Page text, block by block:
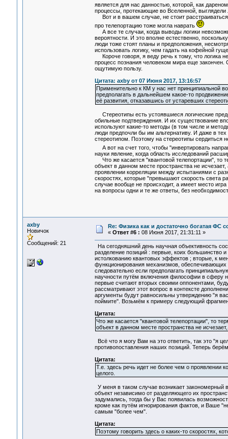
является для нас данностью, которой, как
процессы, протекающие во Вселенной,
Вот и в вашем случае, не стоит
про телепортацию тоже могла наврать
А все те случаи, когда выводы логики
вероятности. И это вполне естественно,
люди тоже стоят планы и предположения,
использовать логику, чем гадать на кофейной
Короче говоря, я веду речь к тому, что логика
процесс познания человеком мира еще закончен.
ощутимую пользу.
Цитата: axby от 07 Июня 2017, 13:16:57
Применительно к КМ у нас нет принципиальной
предполагать в дальнейшем какое-то
её развития, отказавшись от устаревших
Стереотипы есть устоявшиеся логические
обильные подтверждения. И их существование
используют какие-то методы (в том числе и
люди предпочли бы им альтернативу. И даже в
стереотипом. Поэтому на стереотипы сердиться
А вот на счет того, чтобы "инвертировать
науки явление, когда область исследований
Что же касается "квантовой телепортации", то
объект в данном месте пространства не
проявлении корреляции между испытаниями с
скоростях, которые "превышают скорость света
случае вообще не происходит, а имеет место
на вопросы одни и те же ответы, без
axby
Новичок
Сообщений: 21
Re: Физика как и достаточно богатая ФС
« Ответ #6 : 08 Июня 2017, 21:31:11 »
На сегодняшний день научная объективность
разделение позиций : первые, коих большинство
истолкованию квантовых эффектов ; вторые, к
функционирования механизмов, обеспечивающих
следовательно если предполагать
научности путём включения философии в сферу
первые считают вторых своими оппонентами,
рассматривают этот вопрос в контексте
аргументы будут равносильны утверждению "я
поймите". Возьмём к примеру следующий
Цитата:
Что же касается "квантовой телепортации", то
объект в данном месте пространства не
Всё что я могу Вам на это ответить, так это "я
противопоставления наших позиций. Теперь
Цитата:
Т.е. здесь речь идет не более чем о проявлении
целого.
У меня в таком случае возникает закономерный
объект независимо от разделяющего их
задумались, тогда бы у Вас появилась
кроме как путём игнорирования фактов, и Ваше
самым "более чем".
Цитата:
Поэтому говорить здесь о каких-то скоростях,